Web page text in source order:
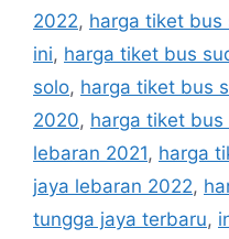
2022, harga tiket bus
ini, harga tiket bus
solo, harga tiket bus
2020, harga tiket
lebaran 2021, harga
jaya lebaran 2022,
tungga jaya terbaru,